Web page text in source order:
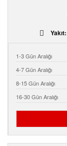
Yakıt:
1-3 Gün Aralığı
4-7 Gün Aralığı
8-15 Gün Aralığı
16-30 Gün Aralığı